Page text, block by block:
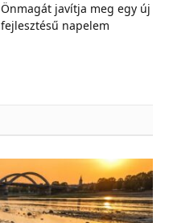
Önmagát javítja meg egy új
fejlesztésű napelem